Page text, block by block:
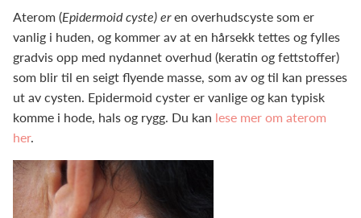
Aterom (Epidermoid cyste) eren overhudscyste som er
vanlig i huden, og kommer av at en hårsekk tettes og fylles
gradvis opp med nydannet overhud (keratin og fettstoffer)
som blir til en seigt flyende masse, som av og til kan presses
ut av cysten. Epidermoid cyster er vanlige og kan typisk
komme i hode, hals og rygg. Du kan lese mer om aterom
her.